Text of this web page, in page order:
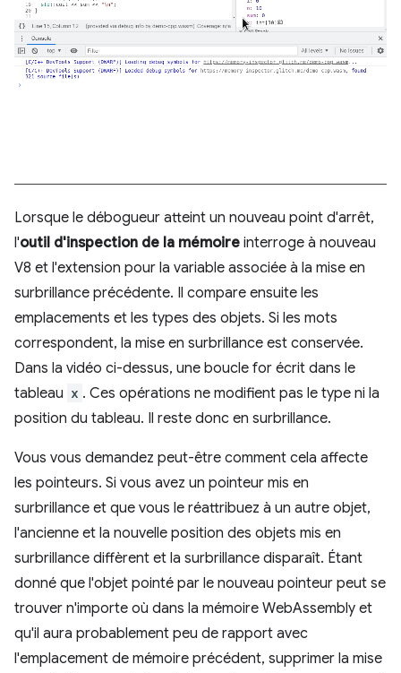
Lorsque le débogueur atteint un nouveau point d'arrêt,
l'outil d'inspection de la mémoire interroge à nouveau
V8 et l'extension pour la variable associée à la mise en
surbrillance précédente. Il compare ensuite les
emplacements et les types des objets. Si les mots
correspondent, la mise en surbrillance est conservée.
Dans la vidéo ci-dessus, une boucle for écrit dans le
tableau x . Ces opérations ne modifient pas le type ni la
position du tableau. Il reste donc en surbrillance.
Vous vous demandez peut-être comment cela affecte
les pointeurs. Si vous avez un pointeur mis en
surbrillance et que vous le réattribuez à un autre objet,
l'ancienne et la nouvelle position des objets mis en
surbrillance diffèrent et la surbrillance disparaît. Étant
donné que l'objet pointé par le nouveau pointeur peut se
trouver n'importe où dans la mémoire WebAssembly et
qu'il aura probablement peu de rapport avec
l'emplacement de mémoire précédent, supprimer la mise